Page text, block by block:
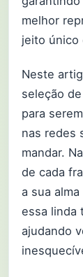
melhor
jeito único
Neste
seleção
para
nas redes
mandar.
de cada
a sua
essa linda
ajudando